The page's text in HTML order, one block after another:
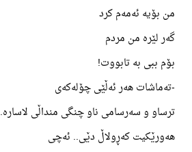
من بۆیە ئەمەم کرد
گەر لێرە من مردم
بۆم ببی بە تابووت!
-تەماشات هەر ئەڵێی چۆلەکەی
ترساو و سەرسامی ناو چنگی منداڵی لاسارە.
هەورێکیت کەڕولاڵ دێی.. ئەچی